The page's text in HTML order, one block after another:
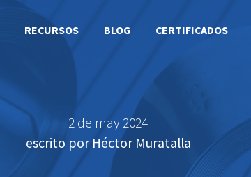
RECURSOS BLOG CERTIFICADOS
2 de may 2024
escrito por Héctor Muratalla